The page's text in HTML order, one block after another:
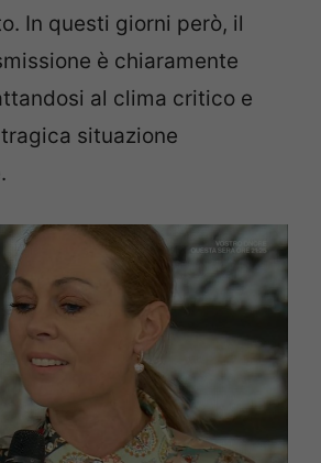
In questi giorni però, il
è chiaramente
al clima critico e
situazione